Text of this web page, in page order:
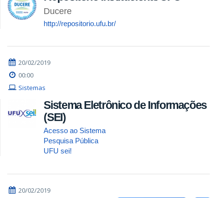
Ducere
http://repositorio.ufu.br/
20/02/2019
00:00
Sistemas
Sistema Eletrônico de Informações
(SEI)
Acesso ao Sistema
Pesquisa Pública
UFU sei!
20/02/2019